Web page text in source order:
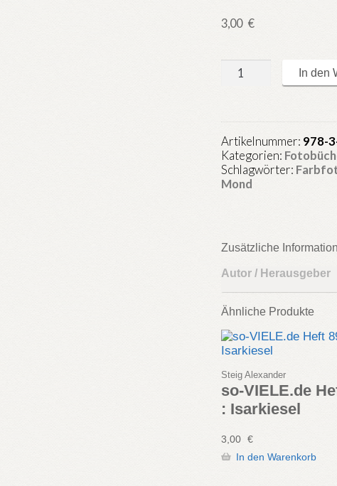
3,00 €
so-
Moon
Lite
Menge
In den
Artikelnummer: 978-
Kategorien:
Schlagwörter:
Mond
Zusätzliche
Autor / Herausgeber
Ähnliche Produkte
Steig Alexander
so-VIELE.de
: Isarkiesel
3,00 €
In den Warenkorb